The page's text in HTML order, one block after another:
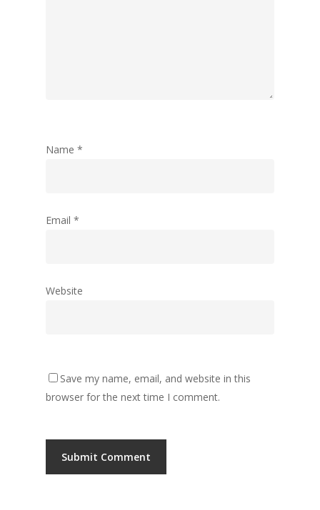
Name *
Email *
Website
Save my name, email, and website in this
browser for the next time I comment.